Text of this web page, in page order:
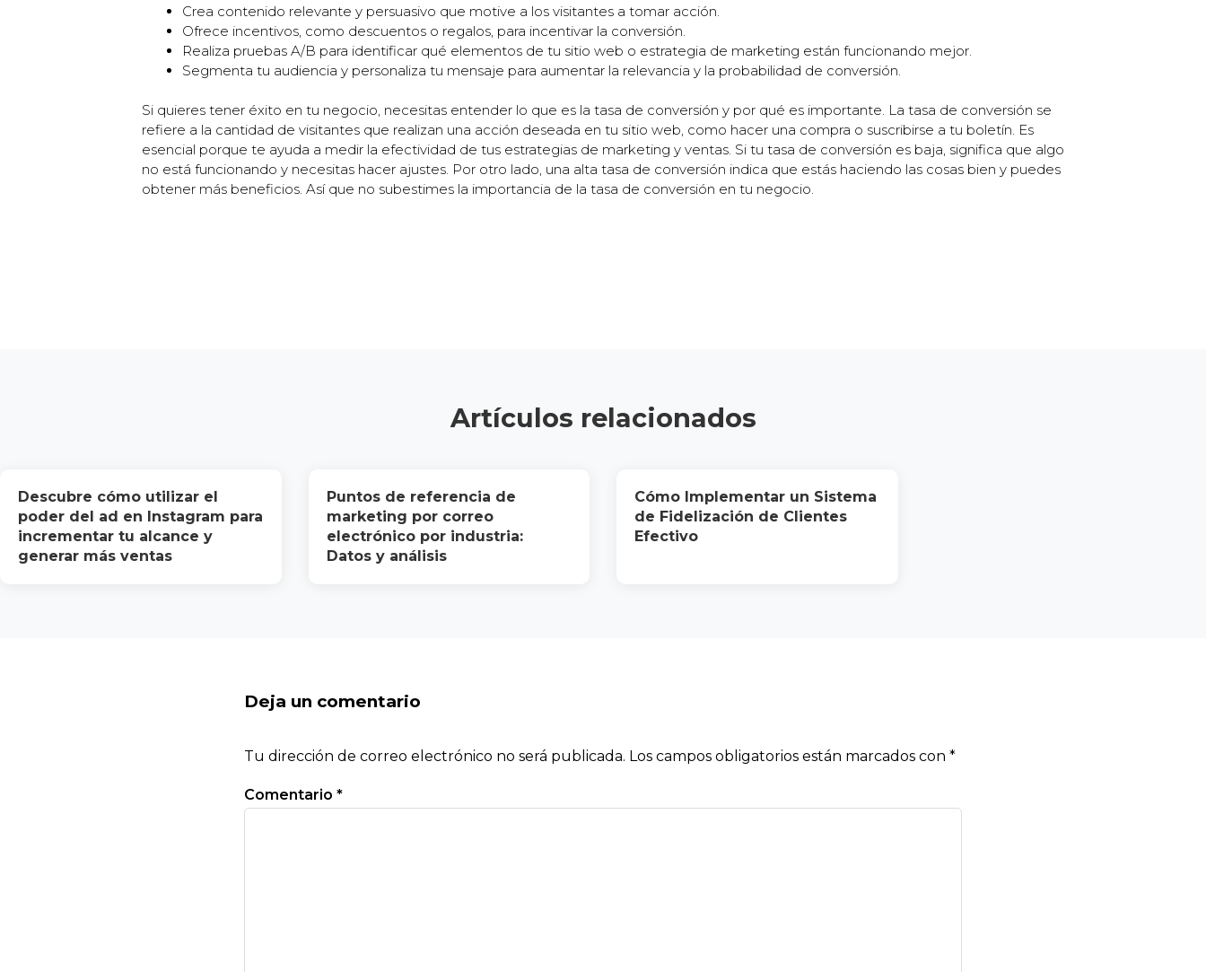
Crea contenido relevante y persuasivo que motive a los visitantes a tomar acción.
Ofrece incentivos, como descuentos o regalos, para incentivar la conversión.
Realiza pruebas A/B para identificar qué elementos de tu sitio web o estrategia de marketing están funcionando mejor.
Segmenta tu audiencia y personaliza tu mensaje para aumentar la relevancia y la probabilidad de conversión.
Si quieres tener éxito en tu negocio, necesitas entender lo que es la tasa de conversión y por qué es importante. La tasa de conversión se
refiere a la cantidad de visitantes que realizan una acción deseada en tu sitio web, como hacer una compra o suscribirse a tu boletín. Es
esencial porque te ayuda a medir la efectividad de tus estrategias de marketing y ventas. Si tu tasa de conversión es baja, significa que algo
no está funcionando y necesitas hacer ajustes. Por otro lado, una alta tasa de conversión indica que estás haciendo las cosas bien y puedes
obtener más beneficios. Así que no subestimes la importancia de la tasa de conversión en tu negocio.
Artículos relacionados
Descubre cómo utilizar el
poder del ad en Instagram para
incrementar tu alcance y
generar más ventas
Puntos de referencia de
marketing por correo
electrónico por industria:
Datos y análisis
Cómo Implementar un Sistema
de Fidelización de Clientes
Efectivo
Deja un comentario
Tu dirección de correo electrónico no será publicada. Los campos obligatorios están marcados con *
Comentario *